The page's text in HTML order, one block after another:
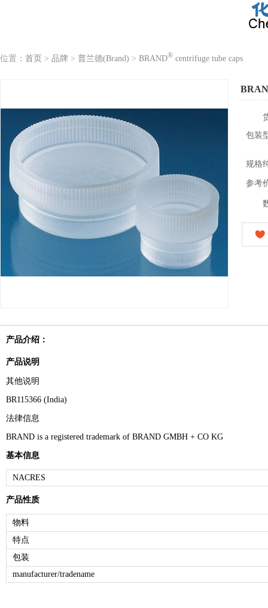
位置： 首页 > 品牌 > 普兰德(Brand) > BRAND® centrifuge tube caps
包装
规格
参考
产品介绍：
产品说明
其他说明
BR115366 (India)
法律信息
BRAND is a registered trademark of BRAND GMBH + CO KG
基本信息
NACRES
产品性质
物料
特点
包装
manufacturer/tradename